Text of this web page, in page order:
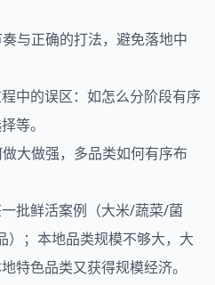
与正确的打法，避免落地中
中的误区：如怎么分阶段有序
等。
大做强，多品类如何有序布
批鲜活案例（大米/蔬菜/菌
；本地品类规模不够大，大
特色品类又获得规模经济。